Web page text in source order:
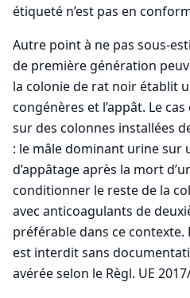
étiqueté n’est pas en
Autre point à ne pas sous-
de première génération
la colonie de rat noir établit
congénères et l’appât. Le
sur des colonnes installées
: le mâle dominant urine sur
d’appâtage après la mort
conditionner le reste de la
avec anticoagulants de
préférable dans ce contexte.
est interdit sans
avérée selon le Règl. UE